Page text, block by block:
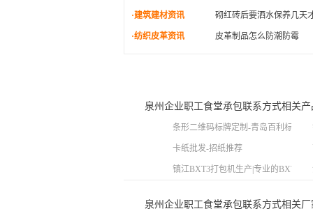
·建筑建材资讯 砌红砖后要洒水保养几天
·纺织皮革资讯 皮革制品怎么防潮防霉
泉州企业职工食堂承包联系方式相关产
条形二维码标牌定制-青岛百利标牌
卡纸批发-招纸推荐
镇江BXT3打包机生产|专业的BXT3打
泉州企业职工食堂承包联系方式相关厂